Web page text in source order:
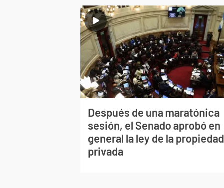
Después de una maratónica
sesión, el Senado aprobó en
general la ley de la propiedad
privada